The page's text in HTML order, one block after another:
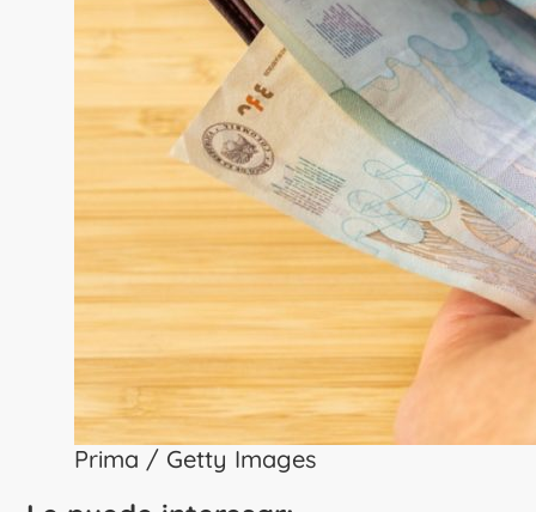
Prima / Getty Images